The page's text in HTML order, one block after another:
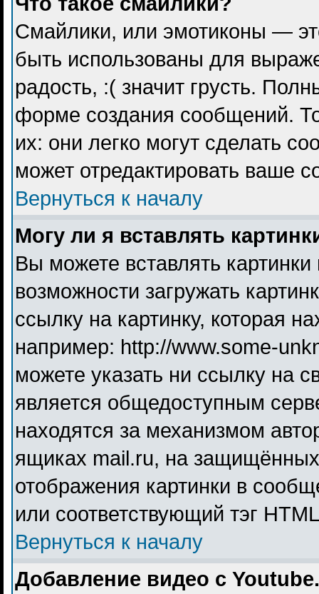
Смайлики, или эмотиконы —
быть использованы для
радость, :( значит грусть.
форме создания сообщений.
их: они легко могут сделать
может отредактировать ваше
Вернуться к началу
Могу ли я вставлять
Вы можете вставлять
возможности загружать
ссылку на картинку, которая
например: http://www.some-
можете указать ни ссылку на
является общедоступным
находятся за механизмом
ящиках mail.ru, на
отображения картинки в
или соответствующий тэг
Вернуться к началу
Добавление видео с